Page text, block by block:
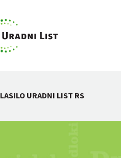
LASILO URADNI LIST RS